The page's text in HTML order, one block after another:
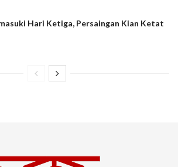
Hari Ketiga, Persaingan Kian Ketat